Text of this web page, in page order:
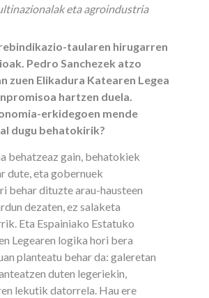
eta agroindustria
taularen hirugarren
Pedro Sanchezek atzo
zuen Elikadura Katearen Legea
hartzen duela.
erkidegoen mende
dugu behatokirik?
behatzeaz gain, behatokiek
dute, eta gobernuek
behar dituzte arau-hausteen
dezaten, ez salaketa
Eta Espainiako Estatuko
Legearen logika hori bera
planteatu behar da: galeretan
duten legeriekin,
lekutik datorrela. Hau ere